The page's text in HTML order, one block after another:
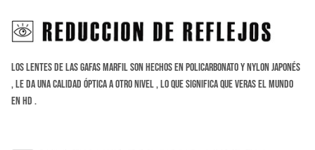
Los lentes de las gafas Marfil son hechos en Policarbonato y Nylon Japonés
, le da una calidad óptica a otro nivel , lo que significa que veras el mundo
en HD .